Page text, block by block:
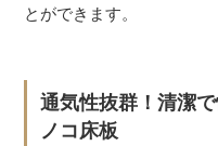
とができます。
通気性抜群！清潔
ノコ床板